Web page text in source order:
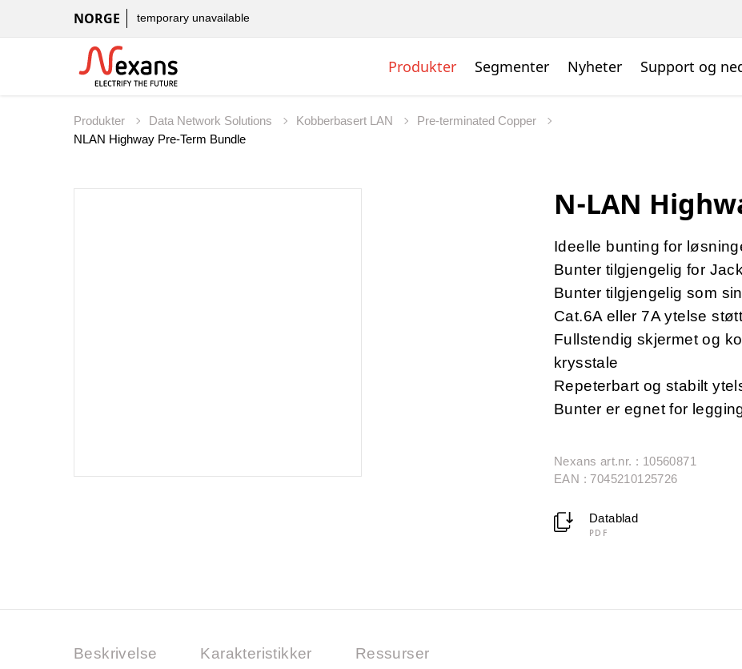
NORGE temporary unavailable
Produkter Segmenter Nyheter Support og
Produkter Data Network Solutions Kobberbasert LAN
Pre-terminated Copper
NLAN Highway Pre-Term Bundle
N-LAN
Ideelle bunting for
Bunter tilgjengelig for
Bunter tilgjengelig som
Cat.6A eller 7A ytelse
Fullstendig skjermet og
krysstale
Repeterbart og stabilt
Bunter er egnet for
Nexans art.nr. : 10560871
EAN : 7045210125726
Datablad
PDF
Beskrivelse Karakteristikker Ressurser